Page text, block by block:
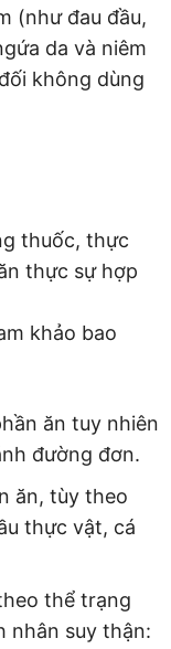
(như đau đầu,
da và niêm
không dùng
thuốc, thực
thực sự hợp
khảo bao
ăn tuy nhiên
đường đơn.
ăn, tùy theo
thực vật, cá
thể trạng
nhân suy thận: